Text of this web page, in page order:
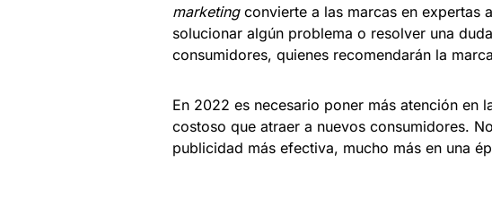
marketingconvierte a las marcas en expertas
solucionar algún problema o resolver una
consumidores, quienes recomendarán la
En 2022 es necesario poner más atención en
costoso que atraer a nuevos consumidores.
publicidad más efectiva, mucho más en una